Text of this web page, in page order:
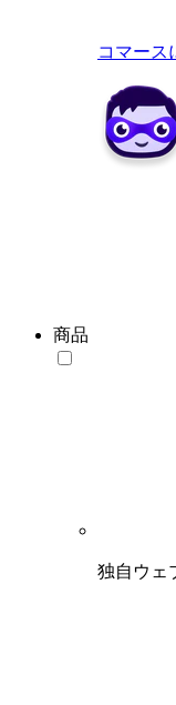
コマース
商品
独自ウェ